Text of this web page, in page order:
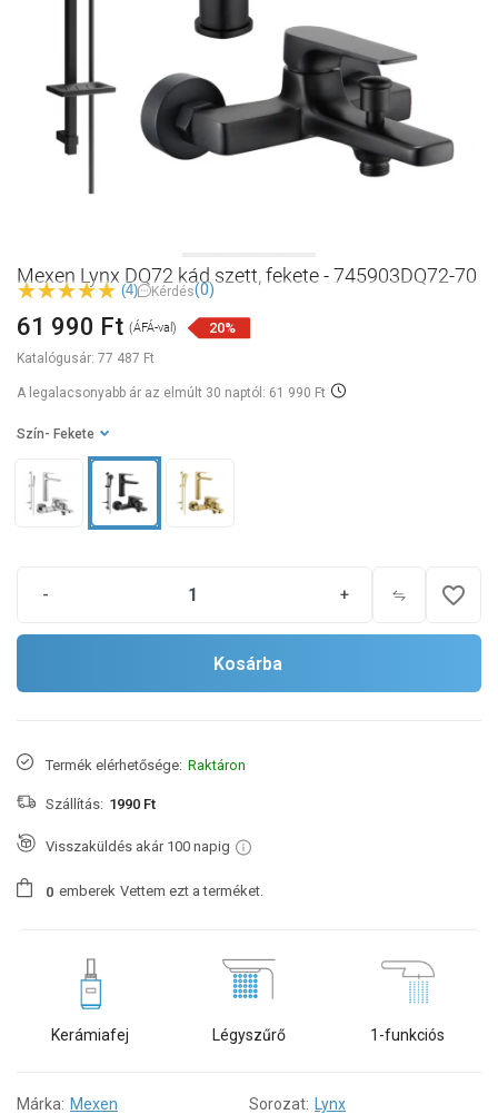
Mexen Lynx DQ72 kád szett, fekete - 745903DQ72-70
(4) Kérdés(0)
Katalógusár: 77 487 Ft
61 990 Ft (ÁFÁ-val) 20%
A legalacsonyabb ár az elmúlt 30 naptól: 61 990 Ft
Szín - Fekete
- + favorite_border
Kosárba
Termék elérhetősége: Raktáron
Szállítás: 1990 Ft
Visszaküldés akár 100 napig
0 emberek Vettem ezt a terméket.
Kerámiafej Légyszűrő 1-funkciós
Márka: Mexen Sorozat:
Lynx